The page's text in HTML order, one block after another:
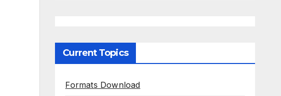
Current Topics
Formats Download